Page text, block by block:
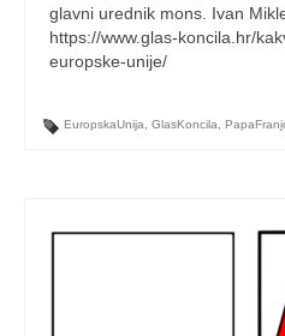
glavni urednik mons. Ivan
https://www.glas-koncila.hr/
europske-unije/
EuropskaUnija GlasKoncila